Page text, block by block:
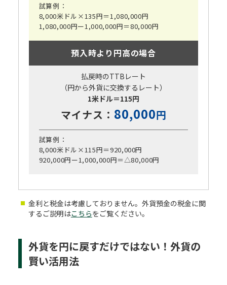
試算例：
8,000米ドル×135円＝1,080,000円
1,080,000円ー1,000,000円＝80,000円
預入時より円高の場合
払戻時のTTBレート
（円から外貨に交換するレート）
1米ドル＝115円
マイナス： 80,000円
試算例：
8,000米ドル×115円＝920,000円
920,000円ー1,000,000円＝△80,000円
金利と税金は考慮しておりません。外貨預金の税金に関
するご説明はこちらをご覧ください。
外貨を円に戻すだけではない！外貨の
賢い活用法